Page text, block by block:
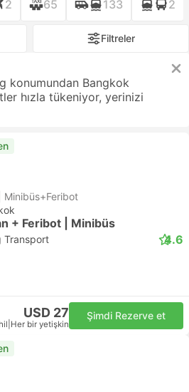
2 65 133 2
Filtreler
konumundan Bangkok
hızla tükeniyor, yerinizi
Minibüs+Feribot
+ Feribot | Minibüs
Transport 4.6
USD 27
Her bir yetişkin
Şimdi Rezerve et